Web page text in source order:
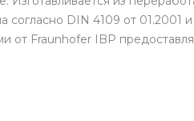
DIN 4109 от 01.2001
от Fraunhofer IBP